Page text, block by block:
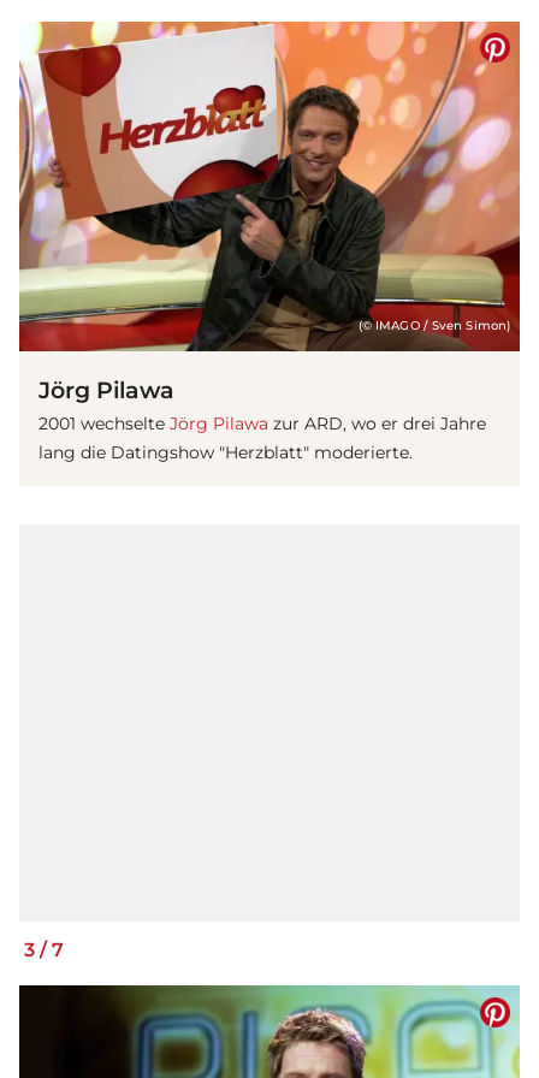
(© IMAGO / Sven Simon)
Jörg Pilawa
2001 wechselte Jörg Pilawa zur ARD, wo er drei Jahre
lang die Datingshow "Herzblatt" moderierte.
3 / 7